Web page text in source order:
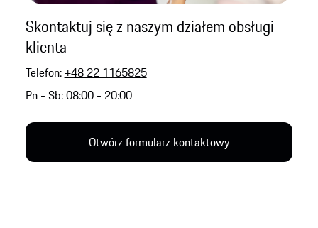
Skontaktuj się z naszym działem obsługi
klienta
Telefon: +48 22 1165825
Pn - Sb: 08:00 - 20:00
Otwórz formularz kontaktowy